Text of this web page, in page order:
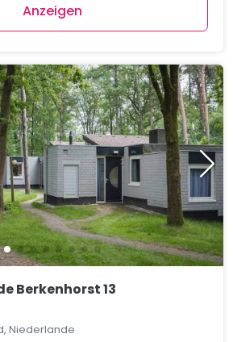
Anzeigen
Berkenhorst 13
Niederlande